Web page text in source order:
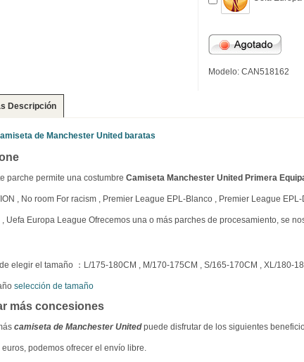
Modelo: CAN518162
Descripción
de Manchester United baratas
parche permite una costumbre Camiseta Manchester United Primera
, No room For racism , Premier League EPL-Blanco , Premier League
Uefa Europa League Ofrecemos una o más parches de procesamiento, se
elegir el tamaño ：L/175-180CM , M/170-175CM , S/165-170CM , XL/180-
selección de tamaño
más concesiones
camiseta de Manchester Unitedpuede disfrutar de los siguientes
podemos ofrecer el envío libre.